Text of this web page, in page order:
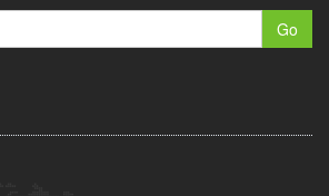
Go